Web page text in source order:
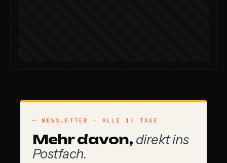
— NEWSLETTER · ALLE 14 TAGE
Mehr davon, direkt ins
Postfach.